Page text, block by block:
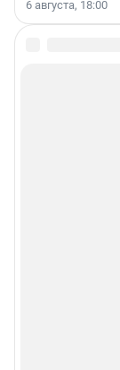
6 августа, 18:00